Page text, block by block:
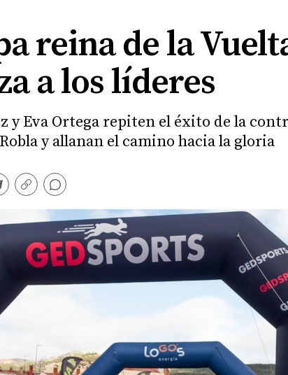
reina de la
a los líderes
y Eva Ortega repiten el éxito de la
y allanan el camino hacia la gloria
Copiar
enlace